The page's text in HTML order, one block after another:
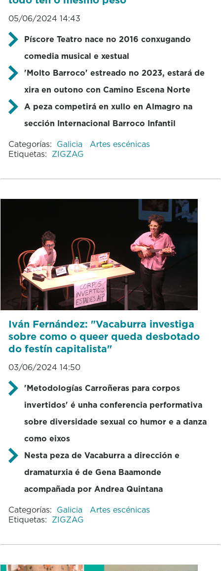
05/06/2024 14:43
Píscore Teatro nace no 2016 conxugando
comedia musical e xestual
'Molto Barroco' estreado no 2023, estará de
xira en outono con Camino Escena Norte
A peza competirá en xullo en Almagro na
sección Internacional Barroco Infantil
Categorías: Galicia
Artes escénicas
Etiquetas: ZIGZAG
Iván Fernández: "Vacaburra investiga
sobre como o queer queda desbotado
do festín capitalista"
03/06/2024 14:50
'Metodologías Carroñeras para corpos
invertidos' é unha conferencia performativa
sobre diversidade sexual co humor e a danza
como eixos
Nesta peza de Vacaburra a dirección e
dramaturxia é de Gena Baamonde
acompañada por Andrea Quintana
Categorías: Galicia
Artes escénicas
Etiquetas: ZIGZAG